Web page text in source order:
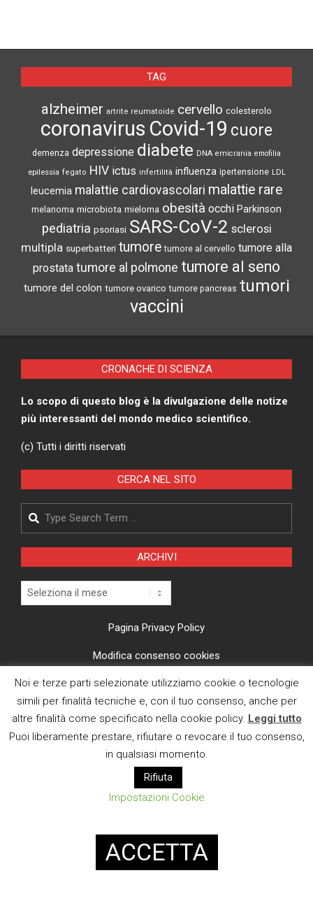
TAG
alzheimer artrite reumatoide cervello colesterolo
coronavirus Covid-19 cuore
demenza depressione diabete DNA emicrania emofilia
epilessia fegato HIV ictus infertilità influenza ipertensione LDL
leucemia malattie cardiovascolari malattie rare
melanoma microbiota mieloma obesità occhi Parkinson
pediatria psoriasi SARS-CoV-2 sclerosi
multipla superbatteri tumore tumore al cervello tumore alla
prostata tumore al polmone tumore al seno
tumore del colon tumore ovarico tumore pancreas tumori
vaccini
CRONACHE DI SCIENZA
Lo scopo di questo blog è la divulgazione delle notize
più interessanti del mondo medico scientifico.
(c) Tutti i diritti riservati
CERCA NEL SITO
Search
ARCHIVI
Archivi
Pagina Privacy Policy
Modifica consenso cookies
CI TROVI ANCHE SU
E MAIL
Designed usingMagazine News Byte. Powered by
Noi e terze parti selezionate utilizziamo cookie o tecnologie
simili per finalità tecniche e, con il tuo consenso, anche per
altre finalità come specificato nella cookie policy. Leggi tutto
Puoi liberamente prestare, rifiutare o revocare il tuo consenso,
in qualsiasi momento.
Rifiuta
Impostazioni Cookie
ACCETTA